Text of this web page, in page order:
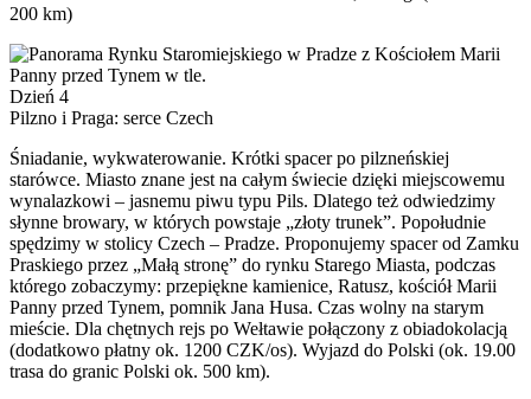
200 km)
Dzień 4
Pilzno i Praga: serce Czech
Śniadanie, wykwaterowanie. Krótki spacer po pilzneńskiej
starówce. Miasto znane jest na całym świecie dzięki miejscowemu
wynalazkowi – jasnemu piwu typu Pils. Dlatego też odwiedzimy
słynne browary, w których powstaje „złoty trunek”. Popołudnie
spędzimy w stolicy Czech – Pradze. Proponujemy spacer od Zamku
Praskiego przez „Małą stronę” do rynku Starego Miasta, podczas
którego zobaczymy: przepiękne kamienice, Ratusz, kościół Marii
Panny przed Tynem, pomnik Jana Husa. Czas wolny na starym
mieście. Dla chętnych rejs po Wełtawie połączony z obiadokolacją
(dodatkowo płatny ok. 1200 CZK/os). Wyjazd do Polski (ok. 19.00
trasa do granic Polski ok. 500 km).